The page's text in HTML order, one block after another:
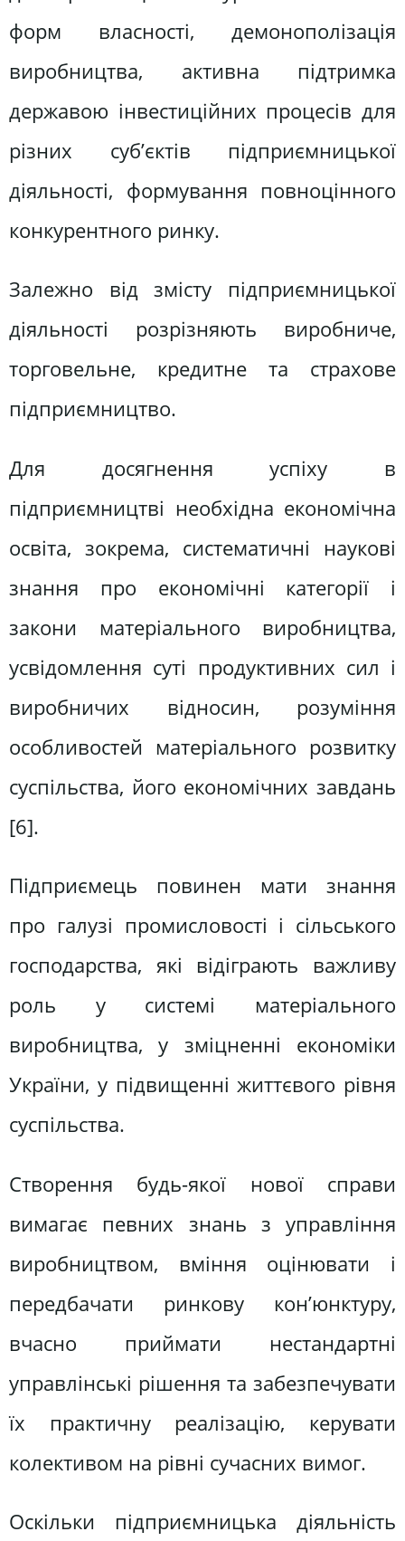
форм власності, демонополізація
виробництва, активна підтримка
державою інвестиційних процесів для
різних суб’єктів підприємницької
діяльності, формування повноцінного
конкурентного ринку.
Залежно від змісту підприємницької
діяльності розрізняють виробниче,
торговельне, кредитне та страхове
підприємництво.
Для досягнення успіху в
підприємництві необхідна економічна
освіта, зокрема, систематичні наукові
знання про економічні категорії і
закони матеріального виробництва,
усвідомлення суті продуктивних сил і
виробничих відносин, розуміння
особливостей матеріального розвитку
суспільства, його економічних завдань
[6].
Підприємець повинен мати знання
про галузі промисловості і сільського
господарства, які відіграють важливу
роль у системі матеріального
виробництва, у зміцненні економіки
України, у підвищенні життєвого рівня
суспільства.
Створення будь-якої нової справи
вимагає певних знань з управління
виробництвом, вміння оцінювати і
передбачати ринкову кон’юнктуру,
вчасно приймати нестандартні
управлінські рішення та забезпечувати
їх практичну реалізацію, керувати
колективом на рівні сучасних вимог.
Оскільки підприємницька діяльність